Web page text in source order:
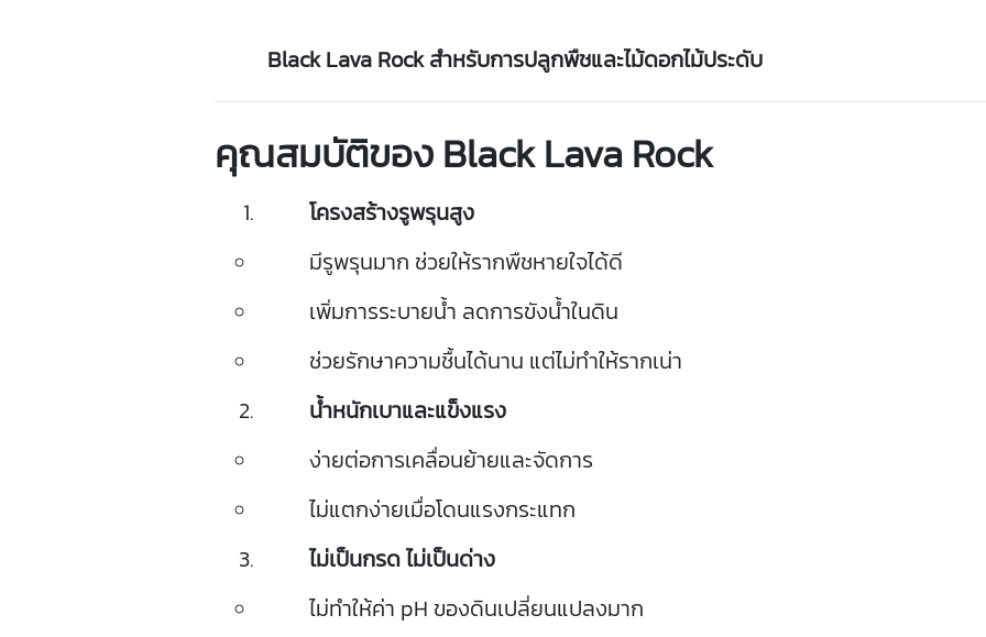
BlackLava Rockสำหรับการปลูกพืชและไม้ดอกไม้ประดับ
คุณสมบัติของBlackLava Rock
โครงสร้างรูพรุนสูง
มีรูพรุนมาก ช่วยให้รากพืชหายใจได้ดี
เพิ่มการระบายน้ำ ลดการขังน้ำในดิน
ช่วยรักษาความชื้นได้นาน แต่ไม่ทำให้รากเน่า
น้ำหนักเบาและแข็งแรง
ง่ายต่อการเคลื่อนย้ายและจัดการ
ไม่แตกง่ายเมื่อโดนแรงกระแทก
ไม่เป็นกรดไม่เป็นด่าง
ไม่ทำให้ค่า pH ของดินเปลี่ยนแปลงมาก